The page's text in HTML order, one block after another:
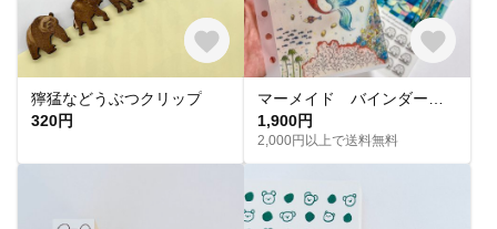
獰猛などうぶつクリップ
320円
1,900円
2,000円以上で送料無料